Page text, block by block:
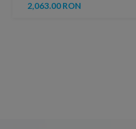
2,063.00 RON